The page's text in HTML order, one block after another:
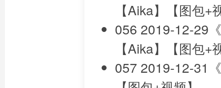
【Aika】【图包+
056 2019-12-29
【Aika】【图包+
057 2019-12-31